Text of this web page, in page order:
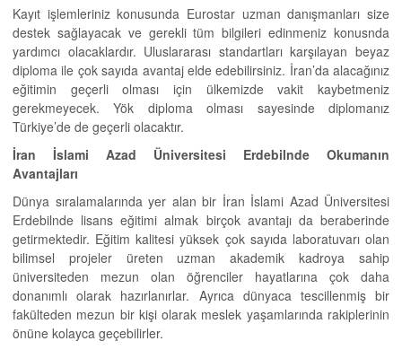
Kayıt işlemleriniz konusunda Eurostar uzman danışmanları size
destek sağlayacak ve gerekli tüm bilgileri edinmeniz konusnda
yardımcı olacaklardır. Uluslararası standartları karşılayan beyaz
diploma ile çok sayıda avantaj elde edebilirsiniz. İran’da alacağınız
eğitimin geçerli olması için ülkemizde vakit kaybetmeniz
gerekmeyecek. Yök diploma olması sayesinde diplomanız
Türkiye’de de geçerli olacaktır.
İran İslami Azad Üniversitesi Erdebilnde Okumanın
Avantajları
Dünya sıralamalarında yer alan bir İran İslami Azad Üniversitesi
Erdebilnde lisans eğitimi almak birçok avantajı da beraberinde
getirmektedir. Eğitim kalitesi yüksek çok sayıda laboratuvarı olan
bilimsel projeler üreten uzman akademik kadroya sahip
üniversiteden mezun olan öğrenciler hayatlarına çok daha
donanımlı olarak hazırlanırlar. Ayrıca dünyaca tescillenmiş bir
fakülteden mezun bir kişi olarak meslek yaşamlarında rakiplerinin
önüne kolayca geçebilirler.